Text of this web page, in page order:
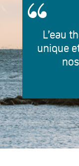
L’eau
unique